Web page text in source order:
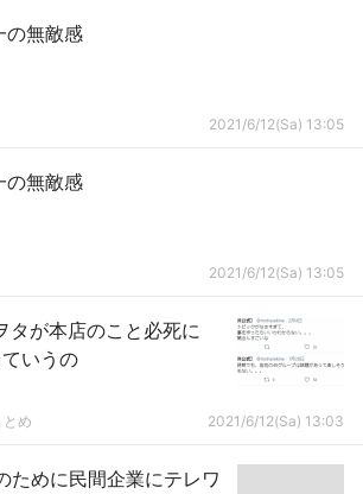
の無敵感
2021/6/12(Sa) 13:05
の無敵感
2021/6/12(Sa) 13:05
タが本店のこと必死に
ていうの
め 2021/6/12(Sa) 13:03
ために民間企業にテレワ